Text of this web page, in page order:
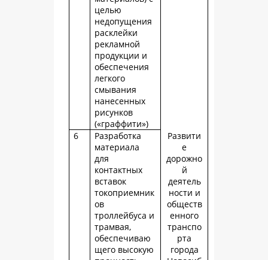
целью
недопущения
расклейки
рекламной
продукции и
обеспечения
легкого
смывания
нанесенных
рисунков
(«граффити»)
Развити
е
дорожно
й
деятель
ности и
обществ
енного
транспо
рта
города
6
Разработка
материала
для
контактных
вставок
токоприемник
ов
троллейбуса и
трамвая,
обеспечиваю
щего высокую